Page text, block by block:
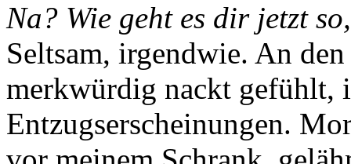
Na? Wie geht es dir jetzt
Seltsam, irgendwie. An
merkwürdig nackt gefühlt,
Entzugserscheinungen.